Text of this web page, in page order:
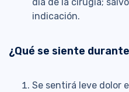
día de la cirugía;
indicación.
¿Qué se siente
Se sentirá leve dolor